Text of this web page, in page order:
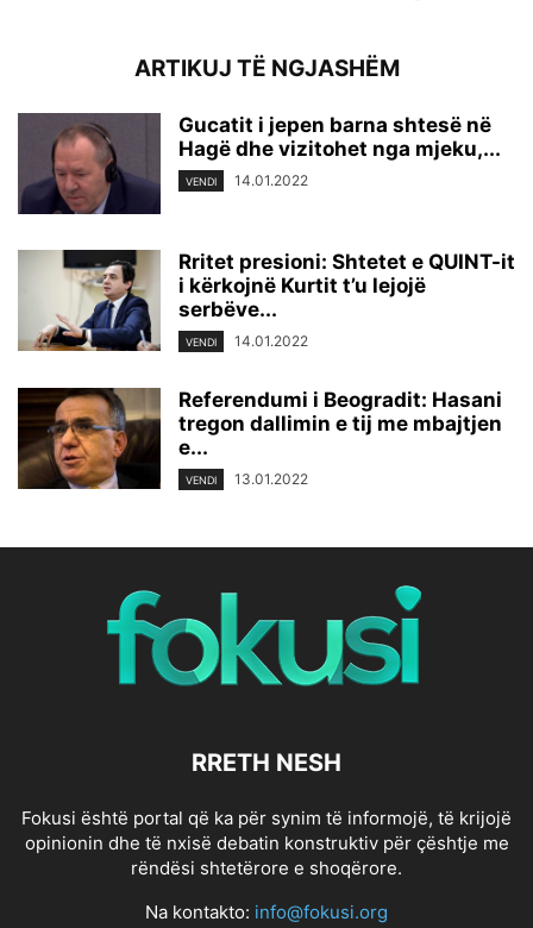
ARTIKUJ TË NGJASHËM
Gucatit i jepen barna shtesë në
Hagë dhe vizitohet nga mjeku,...
VENDI 14.01.2022
Rritet presioni: Shtetet e QUINT-it
i kërkojnë Kurtit t’u lejojë
serbëve...
VENDI 14.01.2022
Referendumi i Beogradit: Hasani
tregon dallimin e tij me mbajtjen
e...
VENDI 13.01.2022
RRETH NESH
Fokusi është portal që ka për synim të informojë, të krijojë
opinionin dhe të nxisë debatin konstruktiv për çështje me
rëndësi shtetërore e shoqërore.
Na kontakto: info@fokusi.org